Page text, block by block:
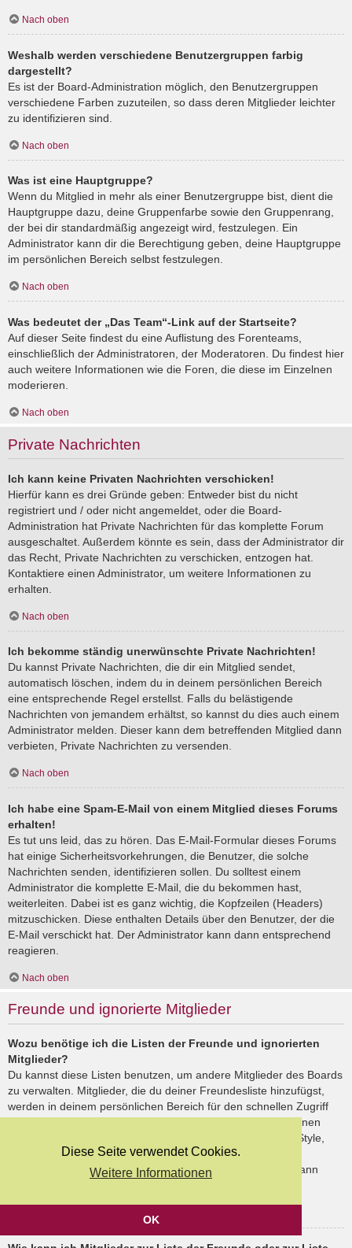
Diese Seite verwendet Cookies.
Weitere Informationen
OK
Nach oben
Weshalb werden verschiedene Benutzergruppen farbig
dargestellt?
Es ist der Board-Administration möglich, den Benutzergruppen
verschiedene Farben zuzuteilen, so dass deren Mitglieder leichter
zu identifizieren sind.
Nach oben
Was ist eine Hauptgruppe?
Wenn du Mitglied in mehr als einer Benutzergruppe bist, dient die
Hauptgruppe dazu, deine Gruppenfarbe sowie den Gruppenrang,
der bei dir standardmäßig angezeigt wird, festzulegen. Ein
Administrator kann dir die Berechtigung geben, deine Hauptgruppe
im persönlichen Bereich selbst festzulegen.
Nach oben
Was bedeutet der „Das Team“-Link auf der Startseite?
Auf dieser Seite findest du eine Auflistung des Forenteams,
einschließlich der Administratoren, der Moderatoren. Du findest hier
auch weitere Informationen wie die Foren, die diese im Einzelnen
moderieren.
Nach oben
Private Nachrichten
Ich kann keine Privaten Nachrichten verschicken!
Hierfür kann es drei Gründe geben: Entweder bist du nicht
registriert und / oder nicht angemeldet, oder die Board-
Administration hat Private Nachrichten für das komplette Forum
ausgeschaltet. Außerdem könnte es sein, dass der Administrator dir
das Recht, Private Nachrichten zu verschicken, entzogen hat.
Kontaktiere einen Administrator, um weitere Informationen zu
erhalten.
Nach oben
Ich bekomme ständig unerwünschte Private Nachrichten!
Du kannst Private Nachrichten, die dir ein Mitglied sendet,
automatisch löschen, indem du in deinem persönlichen Bereich
eine entsprechende Regel erstellst. Falls du belästigende
Nachrichten von jemandem erhältst, so kannst du dies auch einem
Administrator melden. Dieser kann dem betreffenden Mitglied dann
verbieten, Private Nachrichten zu versenden.
Nach oben
Ich habe eine Spam-E-Mail von einem Mitglied dieses Forums
erhalten!
Es tut uns leid, das zu hören. Das E-Mail-Formular dieses Forums
hat einige Sicherheitsvorkehrungen, die Benutzer, die solche
Nachrichten senden, identifizieren sollen. Du solltest einem
Administrator die komplette E-Mail, die du bekommen hast,
weiterleiten. Dabei ist es ganz wichtig, die Kopfzeilen (Headers)
mitzuschicken. Diese enthalten Details über den Benutzer, der die
E-Mail verschickt hat. Der Administrator kann dann entsprechend
reagieren.
Nach oben
Freunde und ignorierte Mitglieder
Wozu benötige ich die Listen der Freunde und ignorierten
Mitglieder?
Du kannst diese Listen benutzen, um andere Mitglieder des Boards
zu verwalten. Mitglieder, die du deiner Freundesliste hinzufügst,
werden in deinem persönlichen Bereich für den schnellen Zugriff
aufgelistet. Du siehst dort deren Onlinestatus und kannst ihnen
schnell eine Private Nachricht senden. Abhängig von dem Style,
den du verwendest, können Beiträge deiner Freunde auch
hervorgehoben sein. Wenn du einen Benutzer ignorierst, dann